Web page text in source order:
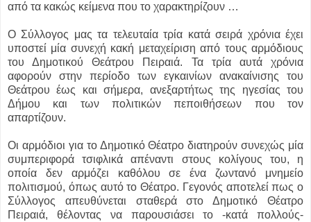
από τα κακώς κείμενα που το χαρακτηρίζουν …
Ο Σύλλογος μας τα τελευταία τρία κατά σειρά χρόνια έχει
υποστεί μία συνεχή κακή μεταχείριση από τους αρμόδιους
του Δημοτικού Θεάτρου Πειραιά. Τα τρία αυτά χρόνια
αφορούν στην περίοδο των εγκαινίων ανακαίνισης του
Θεάτρου έως και σήμερα, ανεξαρτήτως της ηγεσίας του
Δήμου και των πολιτικών πεποιθήσεων που τον
απαρτίζουν.
Οι αρμόδιοι για το Δημοτικό Θέατρο διατηρούν συνεχώς μία
συμπεριφορά τσιφλικά απέναντι στους κολίγους του, η
οποία δεν αρμόζει καθόλου σε ένα ζωντανό μνημείο
πολιτισμού, όπως αυτό το Θέατρο. Γεγονός αποτελεί πως ο
Σύλλογος απευθύνεται σταθερά στο Δημοτικό Θέατρο
Πειραιά, θέλοντας να παρουσιάσει το -κατά πολλούς-